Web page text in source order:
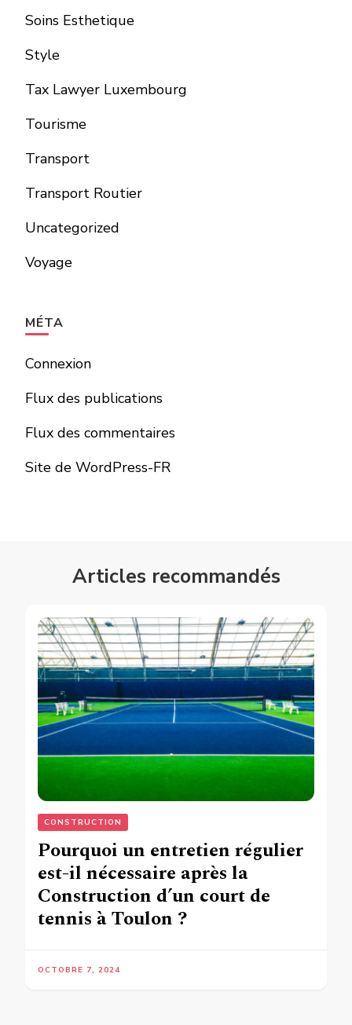
Soins Esthetique
Style
Tax Lawyer Luxembourg
Tourisme
Transport
Transport Routier
Uncategorized
Voyage
MÉTA
Connexion
Flux des publications
Flux des commentaires
Site de WordPress-FR
Articles recommandés
CONSTRUCTION
Pourquoi un entretien régulier
est-il nécessaire après la
Construction d’un court de
tennis à Toulon ?
OCTOBRE 7, 2024